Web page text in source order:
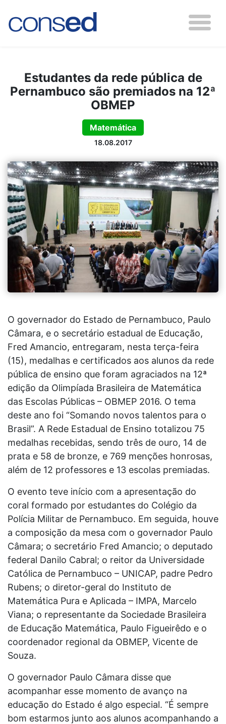
Estudantes da rede pública de
Pernambuco são premiados na 12ª
OBMEP
Matemática
18.08.2017
O governador do Estado de Pernambuco, Paulo
Câmara, e o secretário estadual de Educação,
Fred Amancio, entregaram, nesta terça-feira
(15), medalhas e certificados aos alunos da rede
pública de ensino que foram agraciados na 12ª
edição da Olimpíada Brasileira de Matemática
das Escolas Públicas – OBMEP 2016. O tema
deste ano foi “Somando novos talentos para o
Brasil”. A Rede Estadual de Ensino totalizou 75
medalhas recebidas, sendo três de ouro, 14 de
prata e 58 de bronze, e 769 menções honrosas,
além de 12 professores e 13 escolas premiadas.
O evento teve início com a apresentação do
coral formado por estudantes do Colégio da
Polícia Militar de Pernambuco. Em seguida, houve
a composição da mesa com o governador Paulo
Câmara; o secretário Fred Amancio; o deputado
federal Danilo Cabral; o reitor da Universidade
Católica de Pernambuco – UNICAP, padre Pedro
Rubens; o diretor-geral do Instituto de
Matemática Pura e Aplicada – IMPA, Marcelo
Viana; o representante da Sociedade Brasileira
de Educação Matemática, Paulo Figueirêdo e o
coordenador regional da OBMEP, Vicente de
Souza.
O governador Paulo Câmara disse que
acompanhar esse momento de avanço na
educação do Estado é algo especial. “É sempre
bom estarmos junto aos alunos acompanhando a